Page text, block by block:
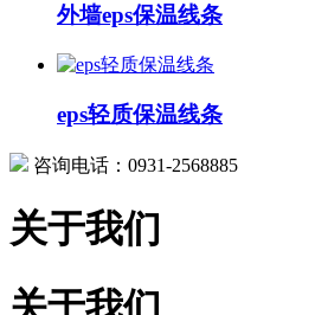
外墙eps保温线条
eps轻质保温线条
咨询电话：0931-2568885
关于我们